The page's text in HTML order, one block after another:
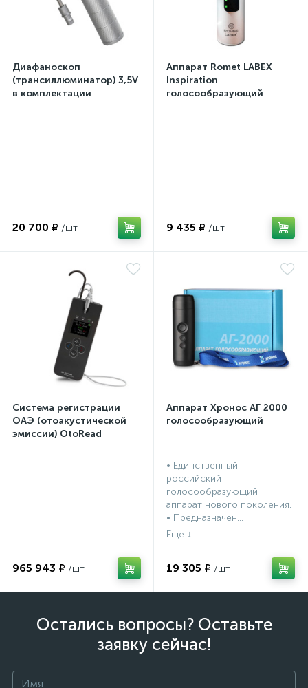
Диафаноскоп
(трансиллюминатор) 3,5V
в комплектации
20 700 ₽
Аппарат Romet LABEX
Inspiration
голосообразующий
9 435 ₽
Система регистрации
ОАЭ (отоакустической
эмиссии) OtoRead
965 943 ₽
Аппарат Хронос АГ 2000
голосообразующий
• Единственный
российский
голосообразующий
аппарат нового поколения.
• Предназначен...
19 305 ₽
Остались вопросы? Оставьте
заявку сейчас!